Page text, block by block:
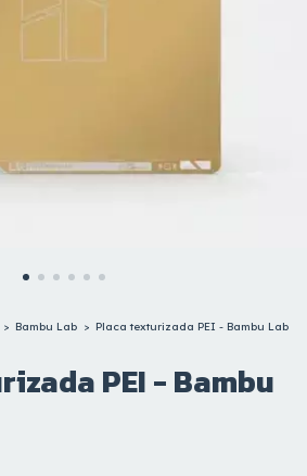
> Bambu Lab > Placa texturizada PEI - Bambu Lab
PEI - Bambu